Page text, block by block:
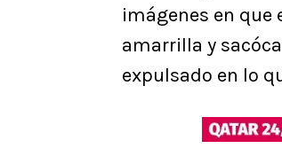
imágenes en
amarrilla y
expulsado en lo